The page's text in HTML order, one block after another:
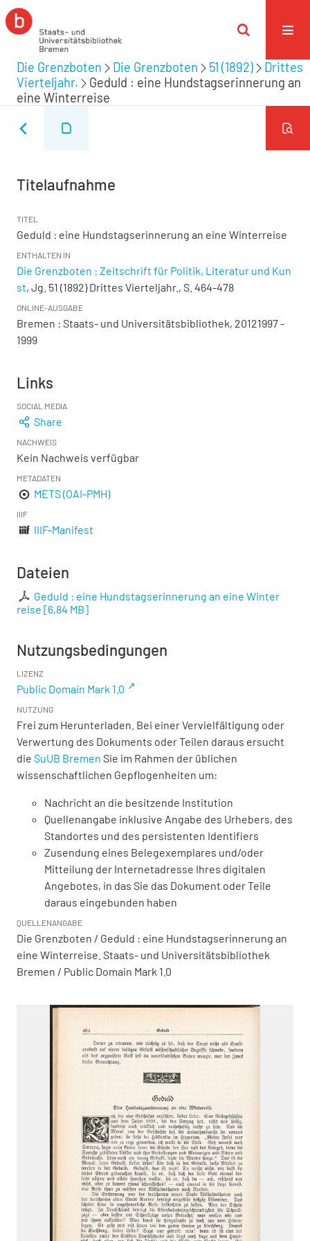
Die Grenzboten Die Grenzboten 51 (1892)
Drittes
Vierteljahr.
Geduld : eine Hundstagserinnerung an
eine Winterreise
Titelaufnahme
TITEL
Geduld : eine Hundstagserinnerung an eine Winterreise
ENTHALTEN IN
Die Grenzboten : Zeitschrift für Politik, Literatur und Kun
st, Jg. 51 (1892) Drittes Vierteljahr., S. 464-478
ONLINE-AUSGABE
Bremen : Staats- und Universitätsbibliothek, 20121997 -
1999
Links
SOCIAL MEDIA
Share
NACHWEIS
Kein Nachweis verfügbar
METADATEN
METS (OAI-PMH)
IIIF
IIIF-Manifest
Dateien
Geduld : eine Hundstagserinnerung an eine Winter
reise [6,84 MB]
Nutzungsbedingungen
LIZENZ
Public Domain Mark 1.0
NUTZUNG
Frei zum Herunterladen. Bei einer Vervielfältigung oder
Verwertung des Dokuments oder Teilen daraus ersucht
die SuUB Bremen Sie im Rahmen der üblichen
wissenschaftlichen Gepflogenheiten um:
Nachricht an die besitzende Institution
Quellenangabe inklusive Angabe des Urhebers, des
Standortes und des persistenten Identifiers
Zusendung eines Belegexemplares und/oder
Mitteilung der Internetadresse Ihres digitalen
Angebotes, in das Sie das Dokument oder Teile
daraus eingebunden haben
QUELLENANGABE
Die Grenzboten / Geduld : eine Hundstagserinnerung an
eine Winterreise. Staats- und Universitätsbibliothek
Bremen / Public Domain Mark 1.0